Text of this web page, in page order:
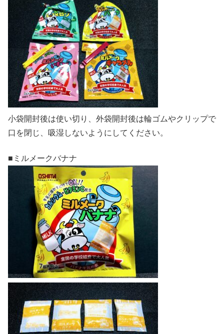
小袋開封後は使い切り、外袋開封後は輪ゴムやクリップで
口を閉じ、吸湿しないようにしてください。
■ミルメークバナナ